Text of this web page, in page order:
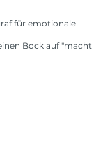
für emotionale
Bock auf "macht